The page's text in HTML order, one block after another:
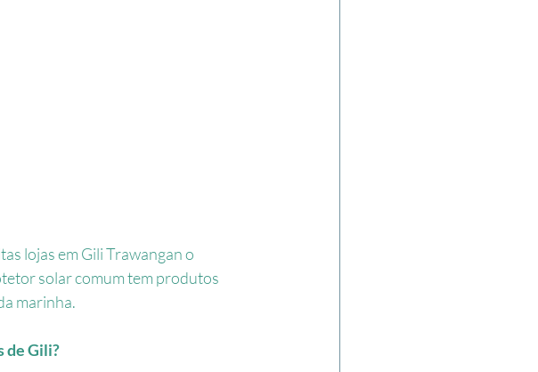
lojas em Gili Trawangan o
solar comum tem produtos
marinha.
de Gili?